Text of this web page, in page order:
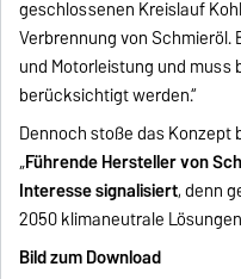
geschlossenen Kreislauf
Verbrennung von
und Motorleistung und
berücksichtigt werden.“
Dennoch stoße das
„Führende Hersteller von
Interesse signalisiert, denn
2050 klimaneutrale
Bild zum Download